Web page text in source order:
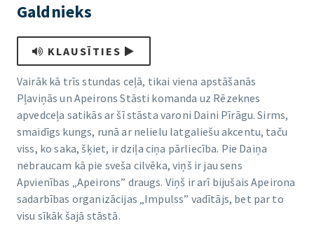
Galdnieks
KLAUSĪTIES
Vairāk kā trīs stundas ceļā, tikai viena apstāšanās
Pļaviņās un Apeirons Stāsti komanda uz Rēzeknes
apvedceļa satikās ar šī stāsta varoni Daini Pīrāgu. Sirms,
smaidīgs kungs, runā ar nelielu latgaliešu akcentu, taču
viss, ko saka, šķiet, ir dziļa ciņa pārliecība. Pie Daiņa
nebraucam kā pie sveša cilvēka, viņš ir jau sens
Apvienības „Apeirons” draugs. Viņš ir arī bijušais Apeirona
sadarbības organizācijas „Impulss” vadītājs, bet par to
visu sīkāk šajā stāstā.